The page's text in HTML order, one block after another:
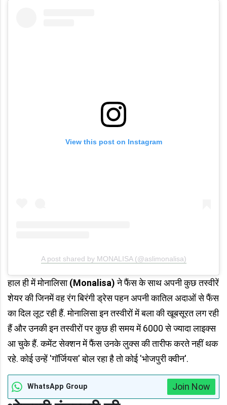
View this post on Instagram
A post shared by MONALISA (@aslimonalisa)
हाल ही में मोनालिसा(Monalisa)ने फैंस के साथ अपनी कुछ तस्वीरें
शेयर की जिनमें वह रंग बिरंगी ड्रेस पहन अपनी कातिल अदाओं से फैंस
का दिल लूट रही हैं. मोनालिसा इन तस्वीरों में बला की खूबसूरत लग रही
हैं और उनकी इन तस्वीरों पर कुछ ही समय में 6000 से ज्यादा लाइक्स
आ चुके हैं. कमेंट सेक्शन में फैंस उनके लुक्स की तारीफ करते नहीं थक
रहे. कोई उन्हें 'गॉर्जियस' बोल रहा है तो कोई 'भोजपुरी क्वीन'.
WhatsApp Group Join Now